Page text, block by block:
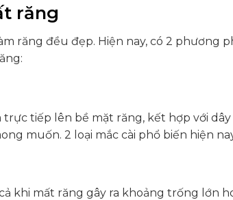
răng
răng đều đẹp. Hiện nay, có 2 phương
trực tiếp lên bề mặt răng, kết hợp với
muốn. 2 loại mắc cài phổ biến hiện
khi mất răng gây ra khoảng trống lớn